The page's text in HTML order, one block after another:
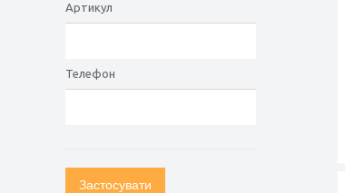
Артикул
Телефон
Застосувати